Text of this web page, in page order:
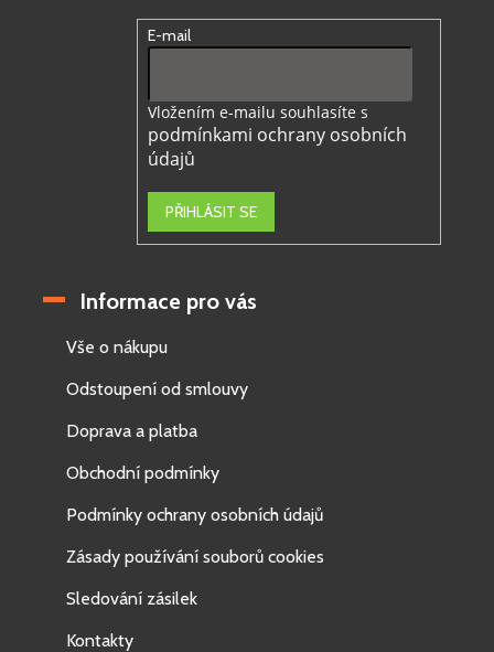
E-mail
Vložením e-mailu souhlasíte s
podmínkami ochrany osobních
údajů
PŘIHLÁSIT SE
Informace pro vás
Vše o nákupu
Odstoupení od smlouvy
Doprava a platba
Obchodní podmínky
Podmínky ochrany osobních údajů
Zásady používání souborů cookies
Sledování zásilek
Kontakty